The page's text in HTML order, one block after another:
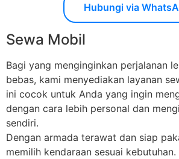
Hubungi via
Sewa Mobil
Bagi yang menginginkan perjalanan
bebas, kami menyediakan layanan
ini cocok untuk Anda yang ingin
dengan cara lebih personal dan
sendiri.
Dengan armada terawat dan siap
memilih kendaraan sesuai